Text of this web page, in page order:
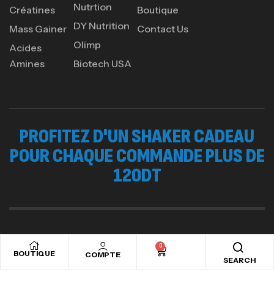
BOUTIQUE COMPTE
0
SEARCH
Créatines
Mass Gainer
Acides
Amines
Nutrtion
DY Nutrition
Olimp
Biotech USA
Boutique
Contact Us
PROFITEZ D'UN SHAKER CADEAU
POUR CHAQUE COMMANDE PLUS DE
120DT
Copyright © 2024Ads valley.All rights reserved